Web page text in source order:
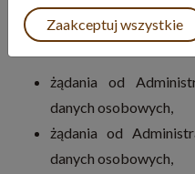
Zaakceptuj wszystkie
W związku z
osobowych
żądania od
danych osobowych,
żądania od
danych osobowych,